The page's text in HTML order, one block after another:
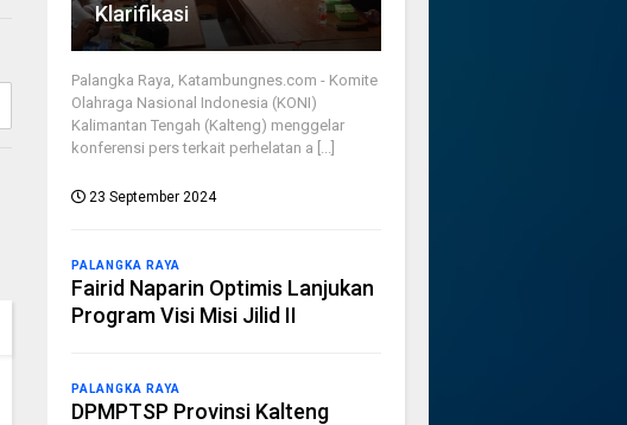
Klarifikasi
Palangka Raya, Katambungnes.com - Komite
Olahraga Nasional Indonesia (KONI)
Kalimantan Tengah (Kalteng) menggelar
konferensi pers terkait perhelatan a [...]
23 September 2024
PALANGKA RAYA
Fairid Naparin Optimis Lanjukan
Program Visi Misi Jilid II
PALANGKA RAYA
DPMPTSP Provinsi Kalteng